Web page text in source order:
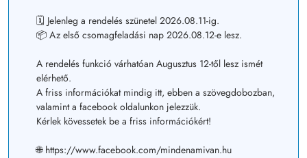
🗓️ Jelenleg a rendelés szünetel 2026.08.11-ig.
📦 Az első csomagfeladási nap 2026.08.12-e lesz.
A rendelés funkció várhatóan Augusztus 12-től lesz ismét
elérhető.
A friss információkat mindig itt, ebben a szövegdobozban,
valamint a facebook oldalunkon jelezzük.
Kérlek kövessetek be a friss információkért!
🌐 https://www.facebook.com/mindenamivan.hu